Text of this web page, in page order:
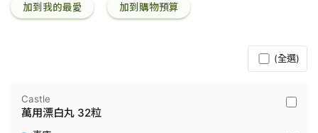
加到我的最愛 加到購物預算
(全選)
Castle
Castle
萬用漂白丸 32粒